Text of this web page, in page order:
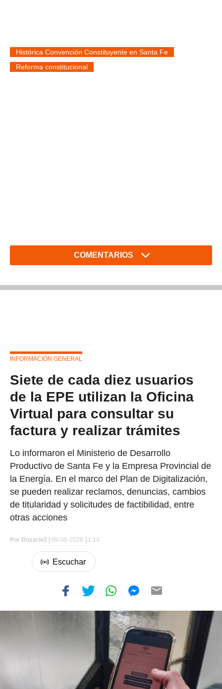
Histórica Convención Constituyente en Santa Fe
Reforma constitucional
COMENTARIOS